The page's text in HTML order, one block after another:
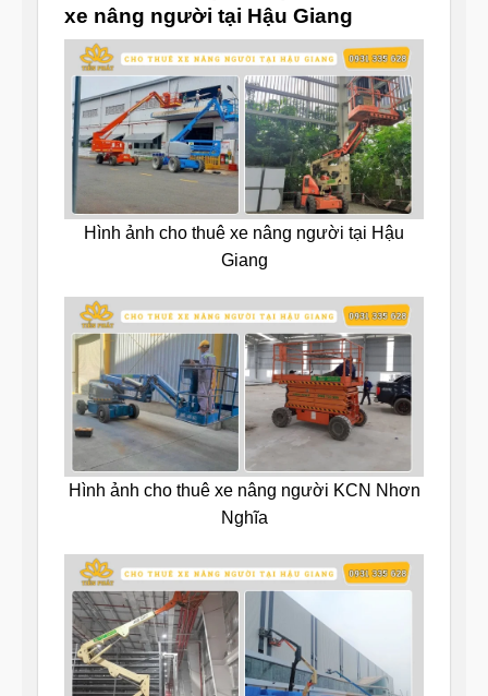
xe nâng người tại Hậu Giang
Hình ảnh cho thuê xe nâng người tại Hậu
Giang
Hình ảnh cho thuê xe nâng người KCN Nhơn
Nghĩa